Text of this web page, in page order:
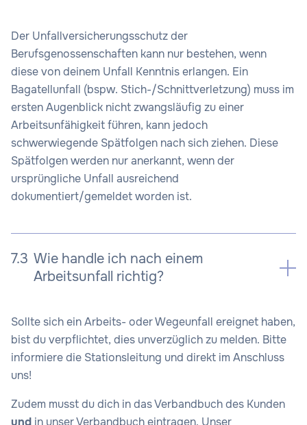
Der Unfallversicherungsschutz der
Berufsgenossenschaften kann nur bestehen, wenn
diese von deinem Unfall Kenntnis erlangen. Ein
Bagatellunfall (bspw. Stich-/Schnittverletzung) muss im
ersten Augenblick nicht zwangsläufig zu einer
Arbeitsunfähigkeit führen, kann jedoch
schwerwiegende Spätfolgen nach sich ziehen. Diese
Spätfolgen werden nur anerkannt, wenn der
ursprüngliche Unfall ausreichend
dokumentiert/gemeldet worden ist.
7.3 Wie handle ich nach einem
Arbeitsunfall richtig?
Sollte sich ein Arbeits- oder Wegeunfall ereignet haben,
bist du verpflichtet, dies unverzüglich zu melden. Bitte
informiere die Stationsleitung und direkt im Anschluss
uns!
Zudem musst du dich in das Verbandbuch des Kunden
und in unser Verbandbuch eintragen. Unser